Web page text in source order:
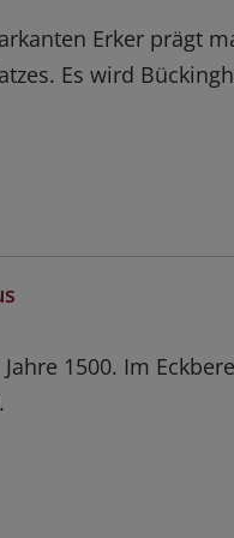
Erker prägt
Es wird
1500. Im